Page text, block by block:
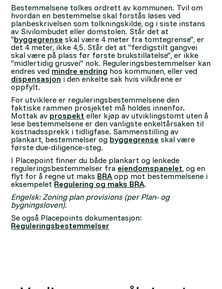
Bestemmelsene tolkes ordrett av kommunen. Tvil om
hvordan en bestemmelse skal forstås løses ved
planbeskrivelsen som tolkningskilde, og i siste instans
av Sivilombudet eller domstolen. Står det at
"byggegrense skal være 4 meter fra tomtegrense", er
det 4 meter, ikke 4,5. Står det at "ferdigstilt gangvei
skal være på plass før første brukstillatelse", er ikke
"midlertidig grusvei" nok. Reguleringsbestemmelser kan
endres ved mindre endring hos kommunen, eller ved
dispensasjon i den enkelte sak hvis vilkårene er
oppfylt.
For utviklere er reguleringsbestemmelsene den
faktiske rammen prosjektet må holdes innenfor.
Mottak av prospekt eller kjøp av utviklingstomt uten å
lese bestemmelsene er den vanligste enkeltårsaken til
kostnadssprekk i tidligfase. Sammenstilling av
plankart, bestemmelser og byggegrense skal være
første due-diligence-steg.
I Placepoint finner du både plankart og lenkede
reguleringsbestemmelser fra eiendomspanelet, og en
flyt for å regne ut maks BRAopp mot bestemmelsene i
eksempelet Regulering og maks BRA.
Engelsk: Zoning plan provisions (per Plan- og
bygningsloven).
Se også Placepoints dokumentasjon:
Reguleringsbestemmelser